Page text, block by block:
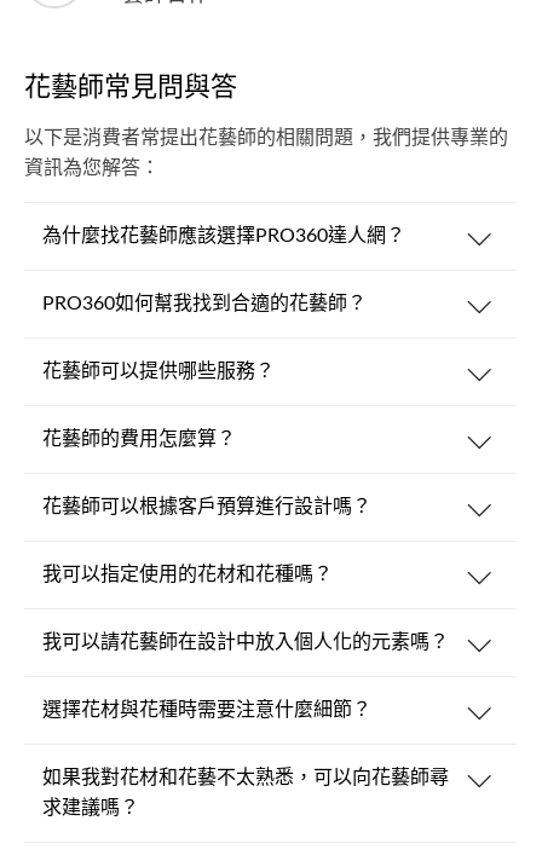
花藝師常見問與答
以下是消費者常提出花藝師的相關問題，我們提供專業的
資訊為您解答：
為什麼找花藝師應該選擇PRO360達人網？
PRO360如何幫我找到合適的花藝師？
花藝師可以提供哪些服務？
花藝師的費用怎麼算？
花藝師可以根據客戶預算進行設計嗎？
我可以指定使用的花材和花種嗎？
我可以請花藝師在設計中放入個人化的元素嗎？
選擇花材與花種時需要注意什麼細節？
如果我對花材和花藝不太熟悉，可以向花藝師尋
求建議嗎？